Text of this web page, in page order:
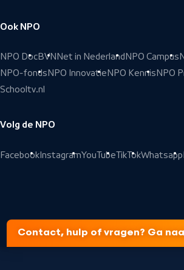
Ook NPO
NPO DocBVN Net in Nederland NPO Campus
NPO-fonds NPO Innovatie NPO Kennis NPO
Schooltv.nl
Volg de NPO
FacebookInstagramYouTubeTikTokWhatsapp
Contact, hulp of vragen? Ga